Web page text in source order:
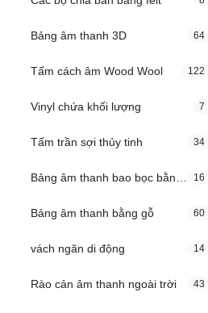
Bảng âm thanh 3D 64
Tấm cách âm Wood Wool 122
Vinyl chứa khối lượng 7
Tấm trần sợi thủy tinh 34
16
Bảng âm thanh bằng gỗ 60
vách ngăn di động 14
Rào cản âm thanh ngoài trời 43